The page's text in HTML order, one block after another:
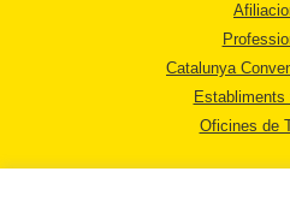
Catalunya
Oficines de